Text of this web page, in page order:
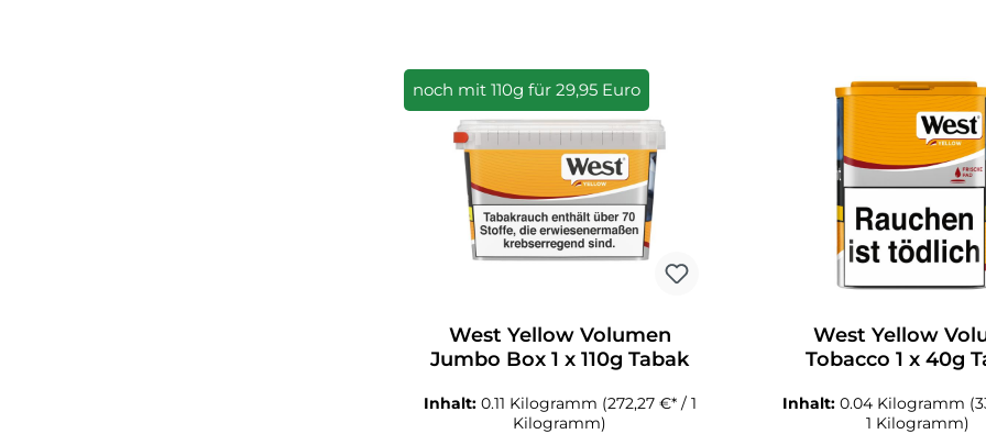
noch mit 110g für 29,95 Euro
West Yellow Volumen
Jumbo Box 1 x 110g Tabak
Inhalt: 0.11 Kilogramm (272,27 €* / 1
Kilogramm)
West Yellow
Tobacco 1 x 40g
Inhalt: 0.04 Kilogramm
1 Kilogramm)